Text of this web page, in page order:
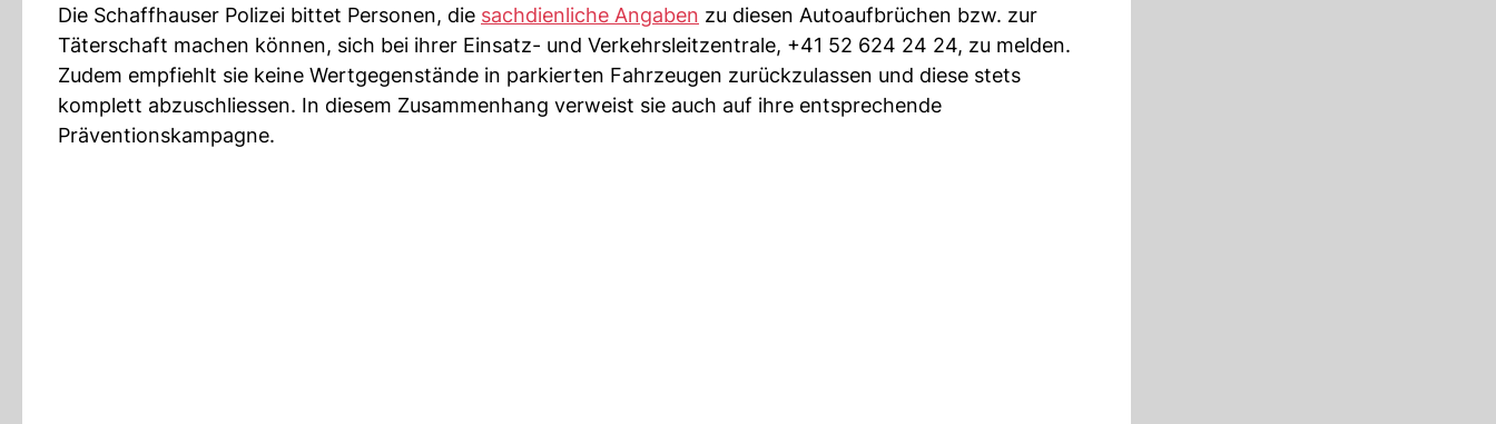
Die Schaffhauser Polizei bittet Personen, die sachdienliche Angaben zu diesen Autoaufbrüchen bzw. zur
Täterschaft machen können, sich bei ihrer Einsatz- und Verkehrsleitzentrale, +41 52 624 24 24, zu melden.
Zudem empfiehlt sie keine Wertgegenstände in parkierten Fahrzeugen zurückzulassen und diese stets
komplett abzuschliessen. In diesem Zusammenhang verweist sie auch auf ihre entsprechende
Präventionskampagne.